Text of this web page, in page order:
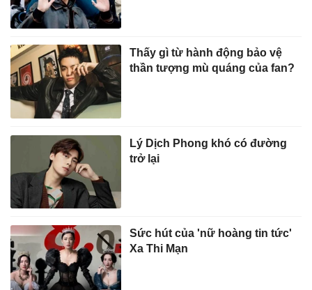
Thấy gì từ hành động bảo vệ
thần tượng mù quáng của fan?
Lý Dịch Phong khó có đường
trở lại
Sức hút của 'nữ hoàng tin tức'
Xa Thi Mạn